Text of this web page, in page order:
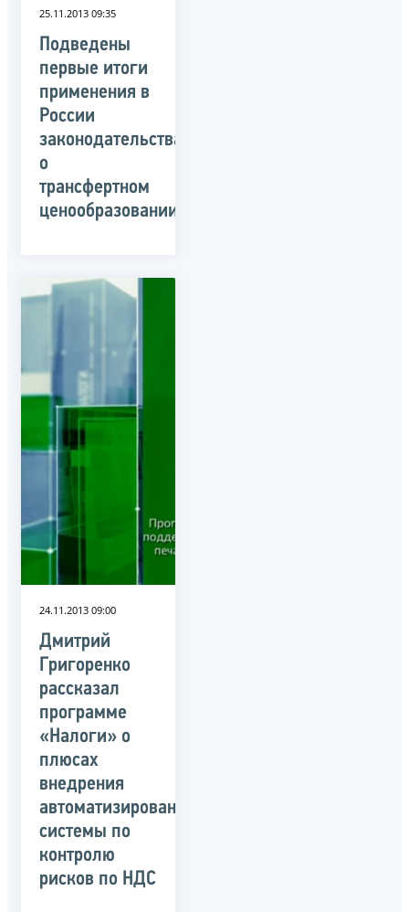
25.11.2013 09:35
Подведены
первые итоги
применения в
России
законодательства
о
трансфертном
ценообразовании
24.11.2013 09:00
Дмитрий
Григоренко
рассказал
программе
«Налоги» о
плюсах
внедрения
автоматизированной
системы по
контролю
рисков по НДС